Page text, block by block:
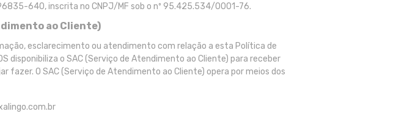
640, inscrita no CNPJ/MF sob o nº 95.425.534/0001-76.
ao Cliente)
esclarecimento ou atendimento com relação a esta Política de
disponibiliza o SAC (Serviço de Atendimento ao Cliente) para receber
fazer. O SAC (Serviço de Atendimento ao Cliente) opera por meios dos